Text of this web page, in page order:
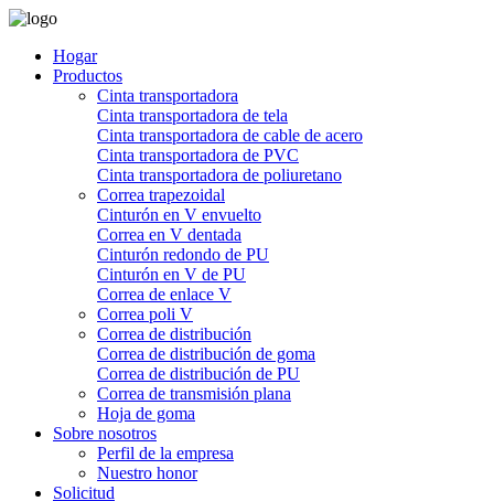
Hogar
Productos
Cinta transportadora
Cinta transportadora de tela
Cinta transportadora de cable de acero
Cinta transportadora de PVC
Cinta transportadora de poliuretano
Correa trapezoidal
Cinturón en V envuelto
Correa en V dentada
Cinturón redondo de PU
Cinturón en V de PU
Correa de enlace V
Correa poli V
Correa de distribución
Correa de distribución de goma
Correa de distribución de PU
Correa de transmisión plana
Hoja de goma
Sobre nosotros
Perfil de la empresa
Nuestro honor
Solicitud